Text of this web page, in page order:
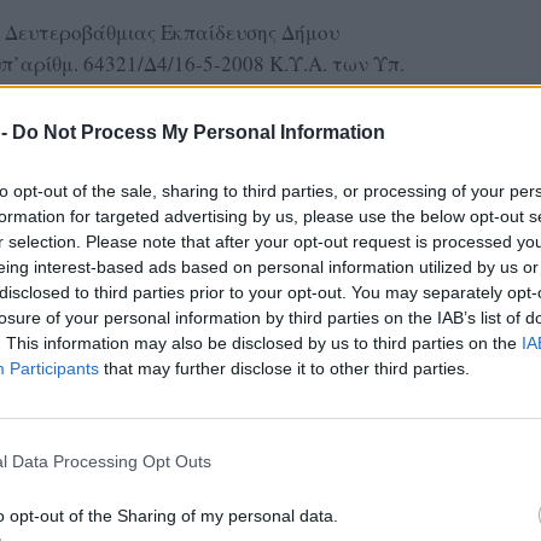
Do Not Process My Personal Information
opt-out of the sale, sharing to third parties, or processing of your
for targeted advertising by us, please use the below opt-out
selection. Please note that after your opt-out request is processed
interest-based ads based on personal information utilized by us
to third parties prior to your opt-out. You may separately
of your personal information by third parties on the IAB’s list of
This information may also be disclosed by us to third parties on the
Participants that may further disclose it to other third parties.
Data Processing Opt Outs
opt-out of the Sharing of my personal data.
Εκπαίδευσης Δήμου
64321/Δ4/16-5-2008 Κ.Υ.Α. των Υπ.
αυτή τροποποιήθηκε και ισχύει
Διαγωνισμό με σφραγισμένες
καντίνας εντός του αύλειου χώρου
(Γυμνάσιο-Λύκειο) στην Παναγιούδα
λειτουργίας σχολικού κυλικείου εντός του
των αναγκών των μαθητών του.
ορίζεται στον ενάμιση χρόνο, ήτοι μέχρι
για άλλον ένα χρόνο. Μετά το πέρας
διαστήματος και εφόσον τηρούνται-
θα επανεξεταστεί η αναγκαιότητα
διάρκεια λειτουργίας αυτής.